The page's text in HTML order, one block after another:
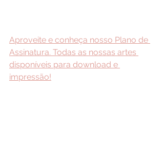
Aproveite e conheça nosso Plano de
Assinatura. Todas as nossas artes
disponíveis para download e
impressão!